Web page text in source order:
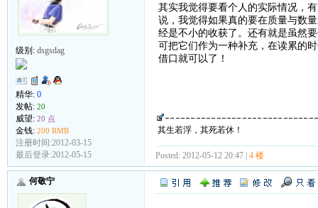
级别: dsgsdag
精华: 0
发帖: 20
威望: 20 点
金钱: 200 RMB
注册时间:2012-03-15
最后登录:2012-05-15
其实我觉得要看个人的实际情况，
说，我觉得如果真的要在质量与数
经是不小的收获了。还有就是虽然
可把它们作为一种补充，在读累的
借口就可以了！
其生若浮，其死若休！
Posted: 2012-05-12 20:47 | 4 楼
何敬宁